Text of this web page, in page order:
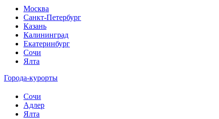
Москва
Санкт-Петербург
Казань
Калининград
Екатеринбург
Сочи
Ялта
Города-курорты
Сочи
Адлер
Ялта